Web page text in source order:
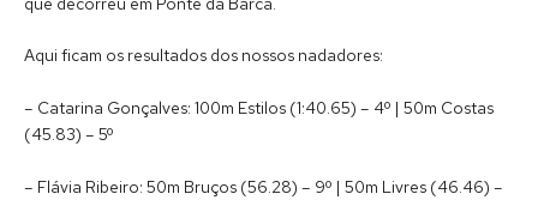
Aqui ficam os resultados dos nossos nadadores:
– Catarina Gonçalves: 100m Estilos (1:40.65) – 4º | 50m Costas
(45.83) – 5º
– Flávia Ribeiro: 50m Bruços (56.28) – 9º | 50m Livres (46.46) –